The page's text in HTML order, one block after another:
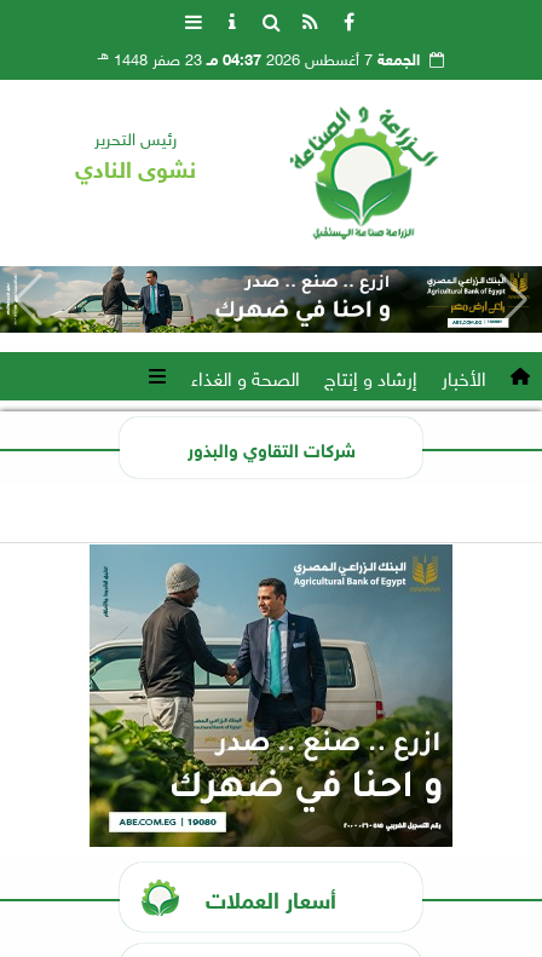
الجمعة 04:37 مـ 23 صفر 1448 هـ
رئيس التحرير
نشوى النادي
الأخبار إرشاد و إنتاج الصحة و الغذاء
شركات التقاوي والبذور
أسعار العملات